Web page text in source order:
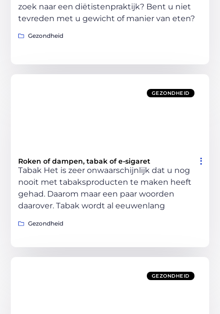
zoek naar een diëtistenpraktijk? Bent u niet
tevreden met u gewicht of manier van eten?
Gezondheid
GEZONDHEID
Roken of dampen, tabak of e-sigaret
Tabak Het is zeer onwaarschijnlijk dat u nog
nooit met tabaksproducten te maken heeft
gehad. Daarom maar een paar woorden
daarover. Tabak wordt al eeuwenlang
Gezondheid
GEZONDHEID